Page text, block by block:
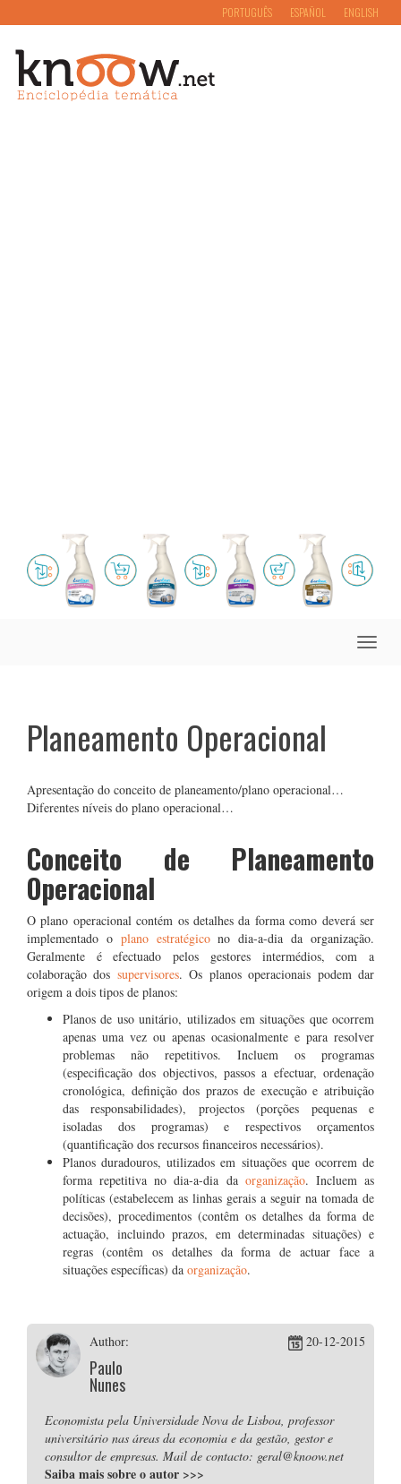
PORTUGUÊS ESPAÑOL ENGLISH
Toggle
Planeamento Operacional
Apresentação do conceito de planeamento/plano operacional…
Diferentes níveis do plano operacional…
Conceito de Planeamento
Operacional
O plano operacional contém os detalhes da forma como deverá ser
implementado o plano estratégicono dia-a-dia da organização.
Geralmente é efectuado pelos gestores intermédios, com a
colaboração dos supervisores. Os planos operacionais podem dar
origem a dois tipos de planos:
Planos de uso unitário, utilizados em situações que ocorrem
apenas uma vez ou apenas ocasionalmente e para resolver
problemas não repetitivos. Incluem os programas
(especificação dos objectivos, passos a efectuar, ordenação
cronológica, definição dos prazos de execução e atribuição
das responsabilidades), projectos (porções pequenas e
isoladas dos programas) e respectivos orçamentos
(quantificação dos recursos financeiros necessários).
Planos duradouros, utilizados em situações que ocorrem de
forma repetitiva no dia-a-dia da organização. Incluem as
políticas (estabelecem as linhas gerais a seguir na tomada de
decisões), procedimentos (contêm os detalhes da forma de
actuação, incluindo prazos, em determinadas situações) e
regras (contêm os detalhes da forma de actuar face a
situações específicas) da organização.
Author:
Paulo
Nunes
20-12-2015
Economista pela Universidade Nova de Lisboa, professor
universitário nas áreas da economia e da gestão, gestor e
consultor de empresas. Mail de contacto: geral@knoow.net
Saiba mais sobre o autor >>>